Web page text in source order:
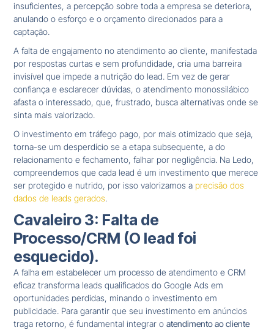
insuficientes, a percepção sobre toda a empresa se deteriora,
anulando o esforço e o orçamento direcionados para a
captação.
A falta de engajamento no atendimento ao cliente, manifestada
por respostas curtas e sem profundidade, cria uma barreira
invisível que impede a nutrição do lead. Em vez de gerar
confiança e esclarecer dúvidas, o atendimento monossilábico
afasta o interessado, que, frustrado, busca alternativas onde se
sinta mais valorizado.
O investimento em tráfego pago, por mais otimizado que seja,
torna-se um desperdício se a etapa subsequente, a do
relacionamento e fechamento, falhar por negligência. Na Ledo,
compreendemos que cada lead é um investimento que merece
ser protegido e nutrido, por isso valorizamos a precisão dos
dados de leads gerados.
Cavaleiro 3: Falta de
Processo/CRM (O lead foi
esquecido).
A falha em estabelecer um processo de atendimento e CRM
eficaz transforma leads qualificados do Google Ads em
oportunidades perdidas, minando o investimento em
publicidade. Para garantir que seu investimento em anúncios
traga retorno, é fundamental integrar oatendimento ao cliente